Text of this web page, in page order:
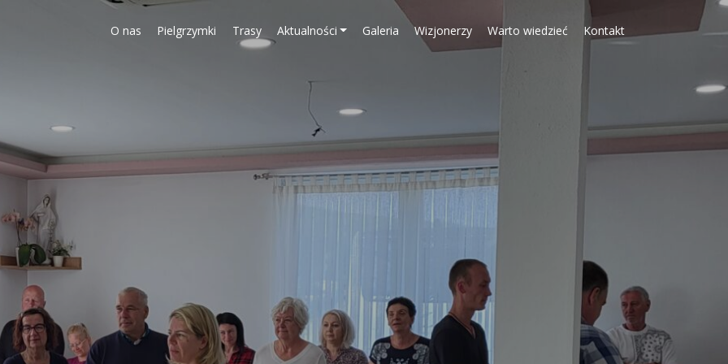
O nas Pielgrzymki Trasy Aktualności Galeria Wizjonerzy Warto wiedzieć Kontakt